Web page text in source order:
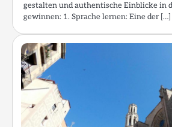
gestalten und authentische Einblicke in
gewinnen: 1. Sprache lernen: Eine der […]